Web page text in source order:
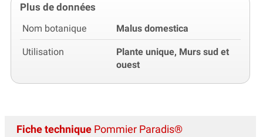
Plus de données
Nom botanique Malus domestica
Utilisation
Plante unique, Murs sud et
ouest
Fiche technique Pommier Paradis®